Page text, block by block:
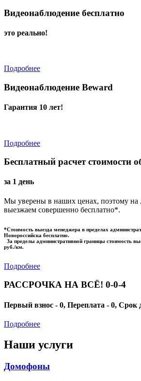
Видеонаблюдение бесплатно
это реально!
Подробнее
Видеонаблюдение Beward
Гарантия 10 лет!
Подробнее
Бесплатный расчет стоимости
за 1 день
Мы уверены в наших ценах, поэтому на
выезжаем совершенно бесплатно*.
*Стоимость выезда менеджера в пределах
Новороссийска бесплатно.
За пределы административной границы стоимость
руб./км.
Подробнее
РАССРОЧКА НА ВСЁ! 0-0-4
Первый взнос - 0, Переплата - 0, Срок
Подробнее
Наши услуги
Домофоны